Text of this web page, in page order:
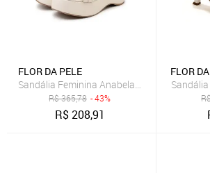
FLOR DA PELE
Sandália Feminina Anabela Plataforma Tiras
R$365,78 - 43%
R$208,91
FLOR